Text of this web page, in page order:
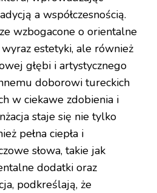
a współczesnością.
wzbogacone o orientalne
estetyki, ale również
głębi i artystycznego
doborowi tureckich
w ciekawe zdobienia i
staje się nie tylko
pełna ciepła i
słowa, takie jak
dodatki oraz
podkreślają, że